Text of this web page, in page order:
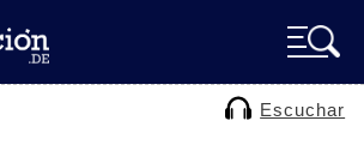
Escuchar